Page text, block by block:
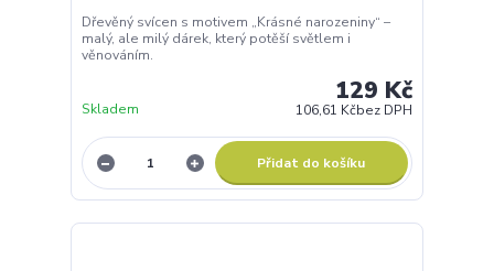
Dřevěný svícen s motivem „Krásné narozeniny“ –
malý, ale milý dárek, který potěší světlem i
věnováním.
129 Kč
106,61 Kčbez DPH
Skladem
Přidat do košíku